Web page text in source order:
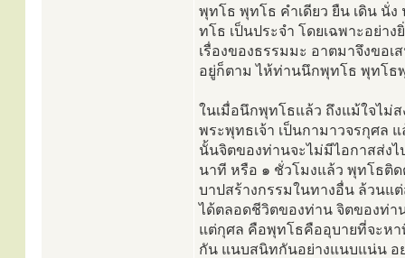
พุทโธ พุทโธ คำเดียว ยืน เดิน นั่
ทโธ เป็นประจำ โดยเฉพาะอย่า
เรื่องของธรรมมะ อาตมาจึงขอ
อยู่ก็ตาม ไห้ท่านนึกพุทโธ พุทโธ
ในเมื่อนึกพุทโธแล้ว ถึงแม้ใจไม่
พระพุทธเจ้า เป็นกามาวจรกุศล
นั้นจิตของท่านจะไม่มีไอกาสส่ง
นาที หรือ ๑ ชั่วโมงแล้ว พุทโธติ
บาปสร้างกรรมในทางอื่น ล้วน
ได้ตลอดชีวิตของท่าน จิตของท่า
แต่กุศล คือพุทโธคืออุบายที่จะห
กัน แนบสนิทกันอย่างแนบแน่น อย่